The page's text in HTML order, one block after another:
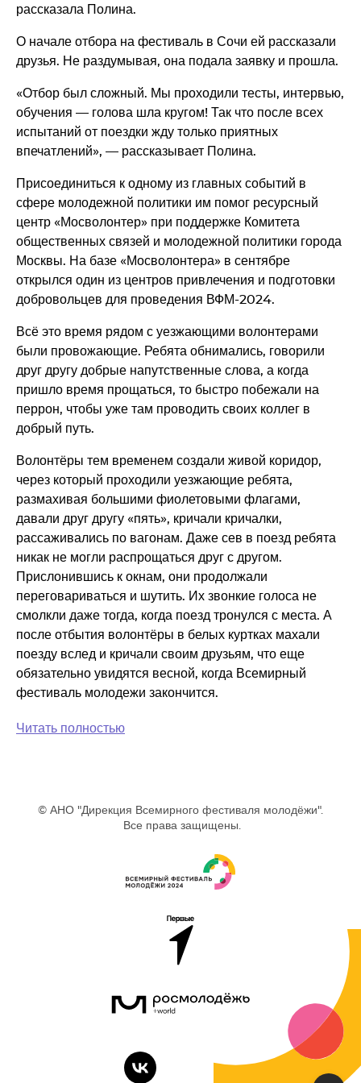
рассказала Полина.
О начале отбора на фестиваль в Сочи ей рассказали
друзья. Не раздумывая, она подала заявку и прошла.
«Отбор был сложный. Мы проходили тесты, интервью,
обучения — голова шла кругом! Так что после всех
испытаний от поездки жду только приятных
впечатлений», — рассказывает Полина.
Присоединиться к одному из главных событий в
сфере молодежной политики им помог ресурсный
центр «Мосволонтер» при поддержке Комитета
общественных связей и молодежной политики города
Москвы. На базе «Мосволонтера» в сентябре
открылся один из центров привлечения и подготовки
добровольцев для проведения ВФМ-2024.
Всё это время рядом с уезжающими волонтерами
были провожающие. Ребята обнимались, говорили
друг другу добрые напутственные слова, а когда
пришло время прощаться, то быстро побежали на
перрон, чтобы уже там проводить своих коллег в
добрый путь.
Волонтёры тем временем создали живой коридор,
через который проходили уезжающие ребята,
размахивая большими фиолетовыми флагами,
давали друг другу «пять», кричали кричалки,
рассаживались по вагонам. Даже сев в поезд ребята
никак не могли распрощаться друг с другом.
Прислонившись к окнам, они продолжали
переговариваться и шутить. Их звонкие голоса не
смолкли даже тогда, когда поезд тронулся с места. А
после отбытия волонтёры в белых куртках махали
поезду вслед и кричали своим друзьям, что еще
обязательно увидятся весной, когда Всемирный
фестиваль молодежи закончится.
Читать полностью
© АНО "Дирекция Всемирного фестиваля молодёжи".
Все права защищены.